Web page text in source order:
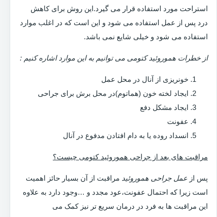
استراحت مورد استفاده قرار می گیرد.این روش برای کاهش
درد پس از عمل استفاده می شود و این است که در اغلب موارد
استفاده می شود و خیلی شایع نمی باشد.
از خطرات هموروئید کتومی می توانیم به این موارد اشاره کنیم :
خونریزی از آنال در محل عمل
ایجاد لخته خون (هماتوم)در محل برش برای جراحی
ایجاد مشکل دفع
عفونت
انسداد روده یا به دام افتادن مدفوع در آنال
مراقبت های بعد از جراحی هموروئید کتومی چیست؟
پس از عمل جراحی هموروئید مراقبت از آن بسیار حائز اهمیت
است زیرا که احتمال عفونت،عود مجدد و …وجود دارد به علاوه
این مراقبت ها به فرد در درمان سریع تر نیز کمک می